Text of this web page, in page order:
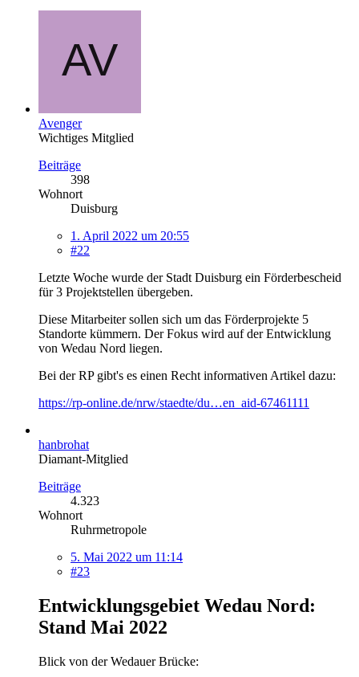
Avenger
Wichtiges Mitglied
Beiträge
398
Wohnort
Duisburg
1. April 2022 um 20:55
#22
Letzte Woche wurde der Stadt Duisburg ein Förderbescheid
für 3 Projektstellen übergeben.
Diese Mitarbeiter sollen sich um das Förderprojekte 5
Standorte kümmern. Der Fokus wird auf der Entwicklung
von Wedau Nord liegen.
Bei der RP gibt's es einen Recht informativen Artikel dazu:
https://rp-online.de/nrw/staedte/du…en_aid-67461111
hanbrohat
Diamant-Mitglied
Beiträge
4.323
Wohnort
Ruhrmetropole
5. Mai 2022 um 11:14
#23
Entwicklungsgebiet Wedau Nord:
Stand Mai 2022
Blick von der Wedauer Brücke: